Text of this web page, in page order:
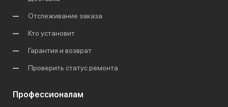
Отслеживание заказа
Кто установит
Гарантия и возврат
Проверить статус ремонта
Профессионалам